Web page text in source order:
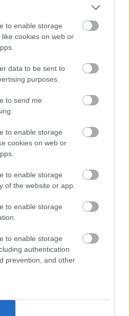
to enable storage
cookies on web or
data to be sent to
purposes.
to send me
to enable storage
cookies on web or
to enable storage
of the website or app.
to enable storage
to enable storage
authentication
prevention, and other
/ Europress / Getty
kép!